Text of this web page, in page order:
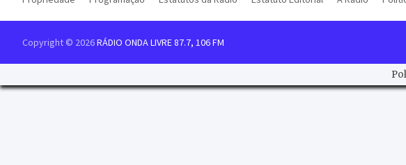
Copyright © 2026RÁDIO ONDA LIVRE 87.7, 106 FM